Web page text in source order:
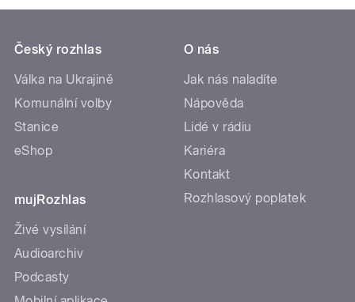
Český rozhlas
Válka na Ukrajině
Komunální volby
Stanice
eShop
mujRozhlas
Živé vysílání
Audioarchiv
Podcasty
O nás
Jak nás naladíte
Nápověda
Lidé v rádiu
Kariéra
Kontakt
Rozhlasový poplatek